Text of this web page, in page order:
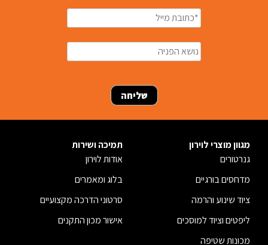
מגוון מוצרי לוירון
גנרטורים
מדחסים בורגיים
ציוד שינוע והרמה
ליפטים וציוד למוסכים
מכונות שטיפה
תמיכה ושירות
אודות לוירון
בלוג ומאמרים
סרטוני הדרכה מקצועיים
אישור מכון התקנים